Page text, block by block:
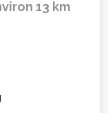
13 km